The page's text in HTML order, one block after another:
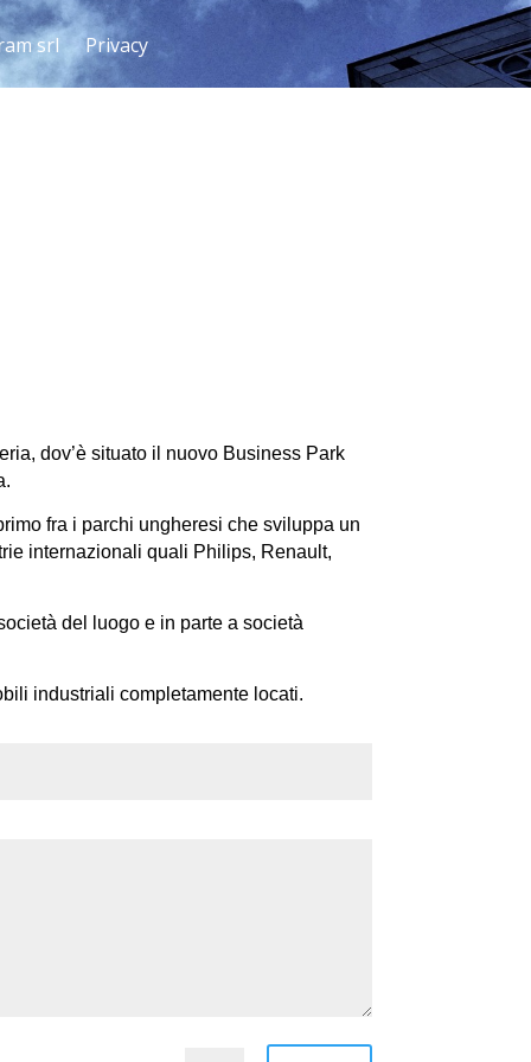
srl Privacy
dov’è situato il nuovo Business Park
fra i parchi ungheresi che sviluppa un
internazionali quali Philips, Renault,
del luogo e in parte a società
industriali completamente locati.